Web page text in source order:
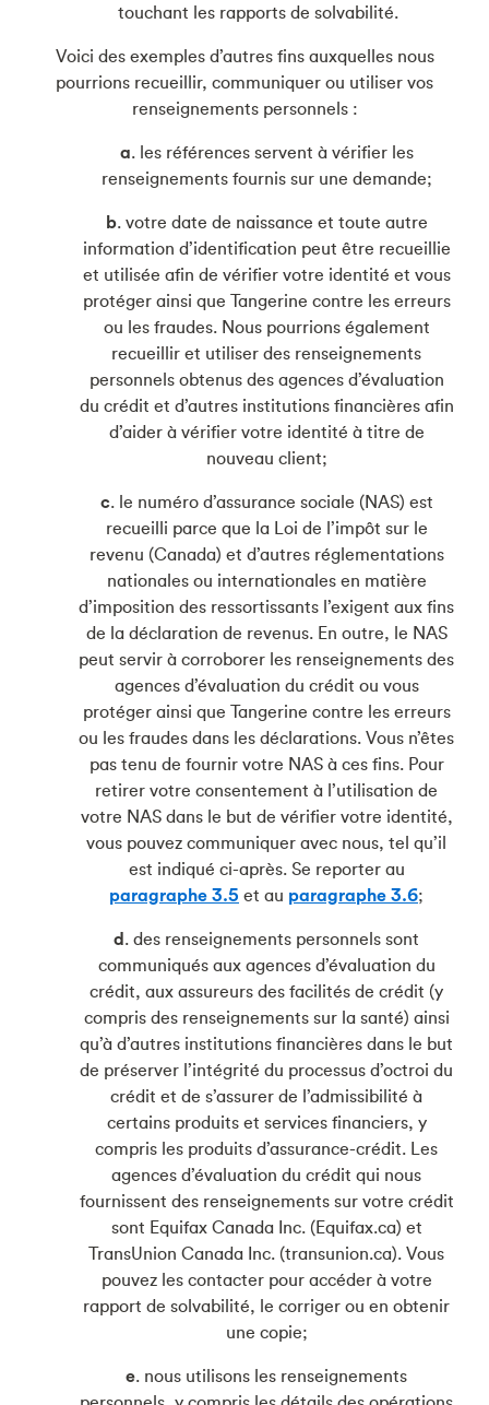
touchant les rapports de solvabilité.
Voici des exemples d’autres fins auxquelles nous
pourrions recueillir, communiquer ou utiliser vos
renseignements personnels :
a. les références servent à vérifier les
renseignements fournis sur une demande;
b. votre date de naissance et toute autre
information d’identification peut être recueillie
et utilisée afin de vérifier votre identité et vous
protéger ainsi que Tangerine contre les erreurs
ou les fraudes. Nous pourrions également
recueillir et utiliser des renseignements
personnels obtenus des agences d’évaluation
du crédit et d’autres institutions financières afin
d’aider à vérifier votre identité à titre de
nouveau client;
c. le numéro d’assurance sociale (NAS) est
recueilli parce que la Loi de l’impôt sur le
revenu (Canada) et d’autres réglementations
nationales ou internationales en matière
d’imposition des ressortissants l’exigent aux fins
de la déclaration de revenus. En outre, le NAS
peut servir à corroborer les renseignements des
agences d’évaluation du crédit ou vous
protéger ainsi que Tangerine contre les erreurs
ou les fraudes dans les déclarations. Vous n’êtes
pas tenu de fournir votre NAS à ces fins. Pour
retirer votre consentement à l’utilisation de
votre NAS dans le but de vérifier votre identité,
vous pouvez communiquer avec nous, tel qu’il
est indiqué ci-après. Se reporter au
paragraphe 3.5 et au paragraphe 3.6;
d. des renseignements personnels sont
communiqués aux agences d’évaluation du
crédit, aux assureurs des facilités de crédit (y
compris des renseignements sur la santé) ainsi
qu’à d’autres institutions financières dans le but
de préserver l’intégrité du processus d’octroi du
crédit et de s’assurer de l’admissibilité à
certains produits et services financiers, y
compris les produits d’assurance-crédit. Les
agences d’évaluation du crédit qui nous
fournissent des renseignements sur votre crédit
sont Equifax Canada Inc. (Equifax.ca) et
TransUnion Canada Inc. (transunion.ca). Vous
pouvez les contacter pour accéder à votre
rapport de solvabilité, le corriger ou en obtenir
une copie;
e. nous utilisons les renseignements